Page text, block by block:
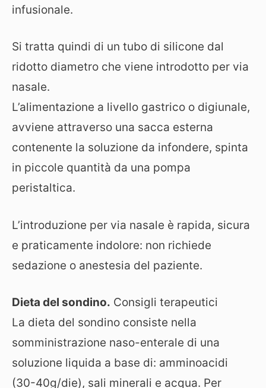
infusionale.
Si tratta quindi di un tubo di silicone dal
ridotto diametro che viene introdotto per via
nasale.
L’alimentazione a livello gastrico o digiunale,
avviene attraverso una sacca esterna
contenente la soluzione da infondere, spinta
in piccole quantità da una pompa
peristaltica.
L’introduzione per via nasale è rapida, sicura
e praticamente indolore: non richiede
sedazione o anestesia del paziente.
Dieta del sondino. Consigli terapeutici
La dieta del sondino consiste nella
somministrazione naso-enterale di una
soluzione liquida a base di: amminoacidi
(30-40g/die), sali minerali e acqua. Per